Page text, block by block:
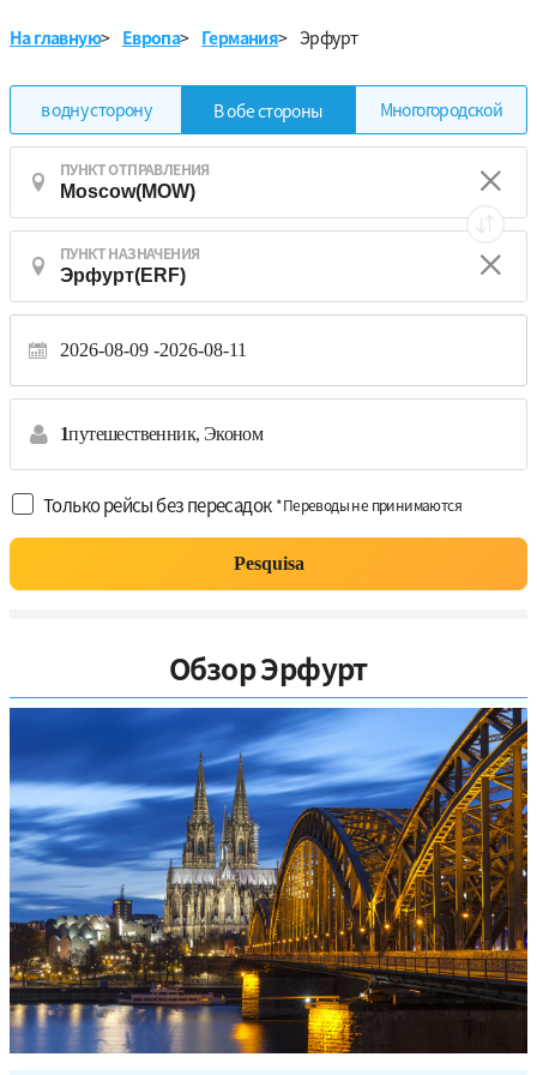
На главную> Европа> Германия> Эрфурт
в одну сторону В обе стороны Многогородской
ПУНКТ ОТПРАВЛЕНИЯ
ПУНКТ НАЗНАЧЕНИЯ
2026-08-09 2026-08-11
1путешественник, Эконом
Только рейсы без пересадок *Переводы не принимаются
Pesquisa
Обзор Эрфурт